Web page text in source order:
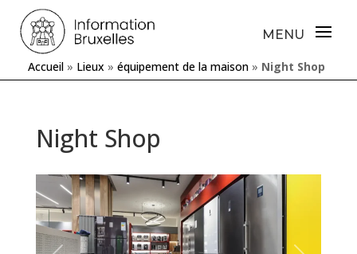
Accueil » Lieux » équipement de la maison » Night Shop
Night Shop